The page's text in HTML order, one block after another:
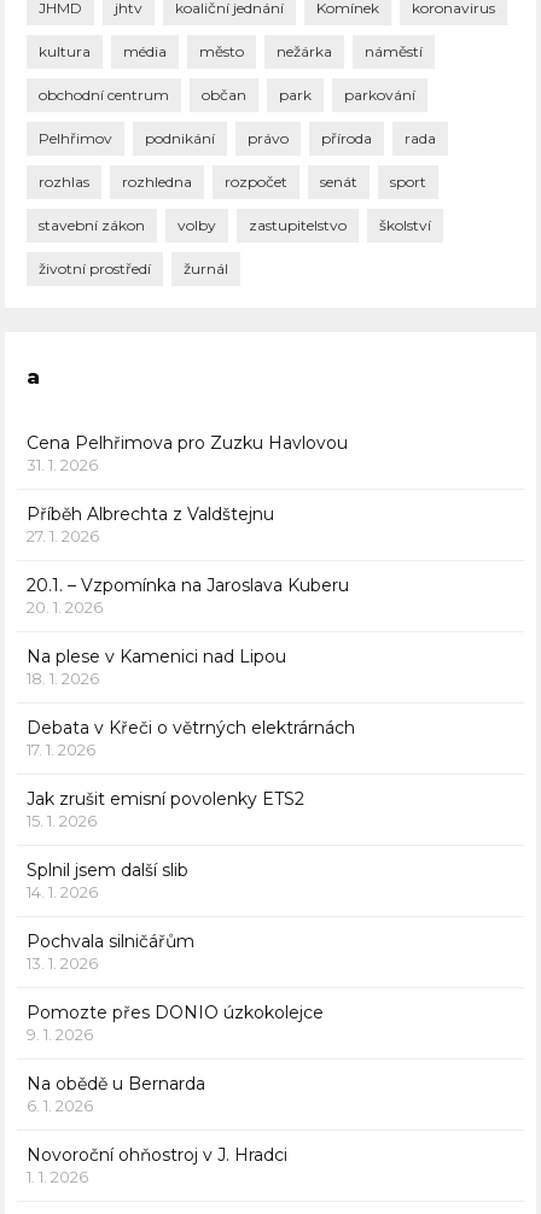
JHMD jhtv koaliční jednání Komínek koronavirus
kultura média město nežárka náměstí
obchodní centrum občan park parkování
Pelhřimov podnikání právo příroda rada
rozhlas rozhledna rozpočet senát sport
stavební zákon volby zastupitelstvo školství
životní prostředí žurnál
a
Cena Pelhřimova pro Zuzku Havlovou
31. 1. 2026
Příběh Albrechta z Valdštejnu
27. 1. 2026
20.1. – Vzpomínka na Jaroslava Kuberu
20. 1. 2026
Na plese v Kamenici nad Lipou
18. 1. 2026
Debata v Křeči o větrných elektrárnách
17. 1. 2026
Jak zrušit emisní povolenky ETS2
15. 1. 2026
Splnil jsem další slib
14. 1. 2026
Pochvala silničářům
13. 1. 2026
Pomozte přes DONIO úzkokolejce
9. 1. 2026
Na obědě u Bernarda
6. 1. 2026
Novoroční ohňostroj v J. Hradci
1. 1. 2026